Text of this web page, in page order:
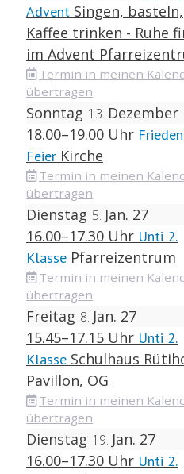
Advent Singen, basteln,
Kaffee trinken - Ruhe
im Advent
Termin in meinen
übertragen
Sonntag 13 Dezember
18.00–19.00 Uhr
Feier Kirche
Termin in meinen
übertragen
Dienstag 5 Jan. 27
16.00–17.30 Uhr Unti 2.
Klasse Pfarreizentrum
Termin in meinen
übertragen
Freitag 8 Jan. 27
15.45–17.15 Uhr Unti 2.
Klasse Schulhaus
Pavillon, OG
Termin in meinen
übertragen
Dienstag 19 Jan. 27
16.00–17.30 Uhr Unti 2.